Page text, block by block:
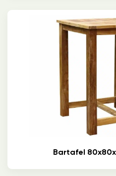
Bartafel